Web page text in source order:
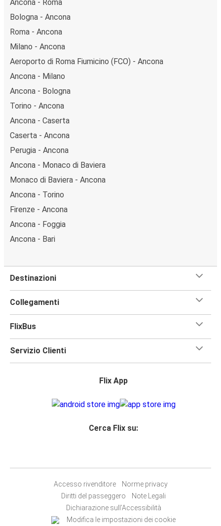
Ancona - Roma
Bologna - Ancona
Roma - Ancona
Milano - Ancona
Aeroporto di Roma Fiumicino (FCO) - Ancona
Ancona - Milano
Ancona - Bologna
Torino - Ancona
Ancona - Caserta
Caserta - Ancona
Perugia - Ancona
Ancona - Monaco di Baviera
Monaco di Baviera - Ancona
Ancona - Torino
Firenze - Ancona
Ancona - Foggia
Ancona - Bari
Destinazioni
Collegamenti
FlixBus
Servizio Clienti
Flix App
Cerca Flix su:
Accesso rivenditore
Norme privacy
Diritti del passeggero
Note Legali
Dichiarazione sull’Accessibilità
Modifica le impostazioni dei cookie